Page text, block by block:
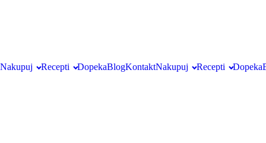
Nakupuj Recepti DopekaBlogKontaktNakupuj Recepti Dopeka